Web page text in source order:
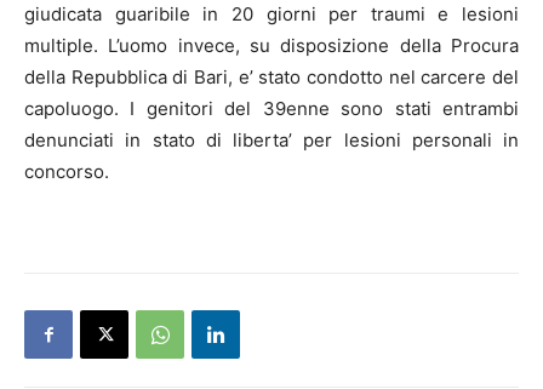
giudicata guaribile in 20 giorni per traumi e lesioni
multiple. L’uomo invece, su disposizione della Procura
della Repubblica di Bari, e’ stato condotto nel carcere del
capoluogo. I genitori del 39enne sono stati entrambi
denunciati in stato di liberta’ per lesioni personali in
concorso.